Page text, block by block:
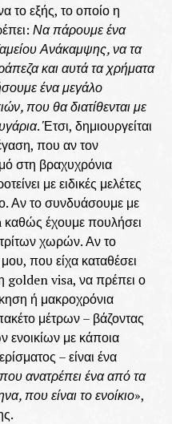
το εξής, το οποίο η
Να πάρουμε ένα
Ανάκαμψης, να τα
και αυτά τα χρήματα
ένα μεγάλο
που θα διατίθενται με
. Έτσι, δημιουργείται
που αν τον
στη βραχυχρόνια
με ειδικές μελέτες
Αν το συνδυάσουμε με
έχουμε πουλήσει
τρίτων χωρών. Αν το
που είχα καταθέσει
golden visa, να πρέπει ο
ή μακροχρόνια
μέτρων – βάζοντας
ενοικίων με κάποια
– είναι ένα
ανατρέπει ένα από τα
που είναι το ενοίκιο»,